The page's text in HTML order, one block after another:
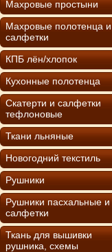
Махровые простыни
Махровые полотенца и
салфетки
КПБ лён/хлопок
Кухонные полотенца
Скатерти и салфетки
тефлоновые
Ткани льняные
Новогодний текстиль
Рушники
Рушники пасхальные и
салфетки
Ткань для вышивки
рушника, схемы